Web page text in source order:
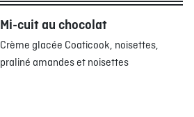
Mi-cuit au chocolat
Crème glacée Coaticook, noisettes,
praliné amandes et noisettes